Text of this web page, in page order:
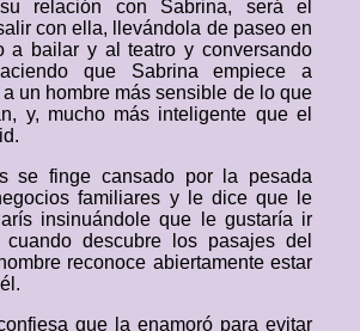
relación con Sabrina, será el
con ella, llevándola de paseo en
a bailar y al teatro y conversando
que Sabrina empiece a
un hombre más sensible de lo que
y, mucho más inteligente que el
se finge cansado por la pesada
familiares y le dice que le
insinuándole que le gustaría ir
descubre los pasajes del
reconoce abiertamente estar
que la enamoró para evitar